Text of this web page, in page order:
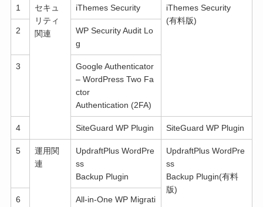
1
セキュ
リティ
関連
iThemes Security
iThemes Security
(有料版)
2
WP Security Audit Lo
g
3
Google Authenticator
– WordPress Two Fa
ctor
Authentication (2FA)
4 SiteGuard WP Plugin SiteGuard WP Plugin
5
運用関
連
UpdraftPlus WordPre
ss
Backup Plugin
UpdraftPlus WordPre
ss
Backup Plugin(有料
版)
6
All-in-One WP Migrati